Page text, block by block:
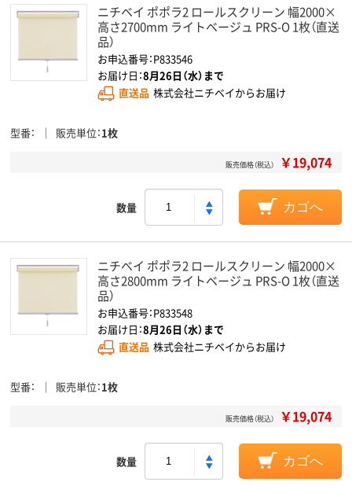
ニチベイ ポポラ2 ロールスクリーン 幅2000×
高さ2700mm ライトベージュ PRS-O 1枚（直送
品）
お申込番号：P833546
お届け日：8月26日（水）まで
直送品 株式会社ニチベイからお届け
型番 販売単位 1枚
販売価格（税込） ￥19,074
数量 カゴへ
ニチベイ ポポラ2 ロールスクリーン 幅2000×
高さ2800mm ライトベージュ PRS-O 1枚（直送
品）
お申込番号：P833548
お届け日：8月26日（水）まで
直送品 株式会社ニチベイからお届け
型番 販売単位 1枚
販売価格（税込） ￥19,074
数量 カゴへ